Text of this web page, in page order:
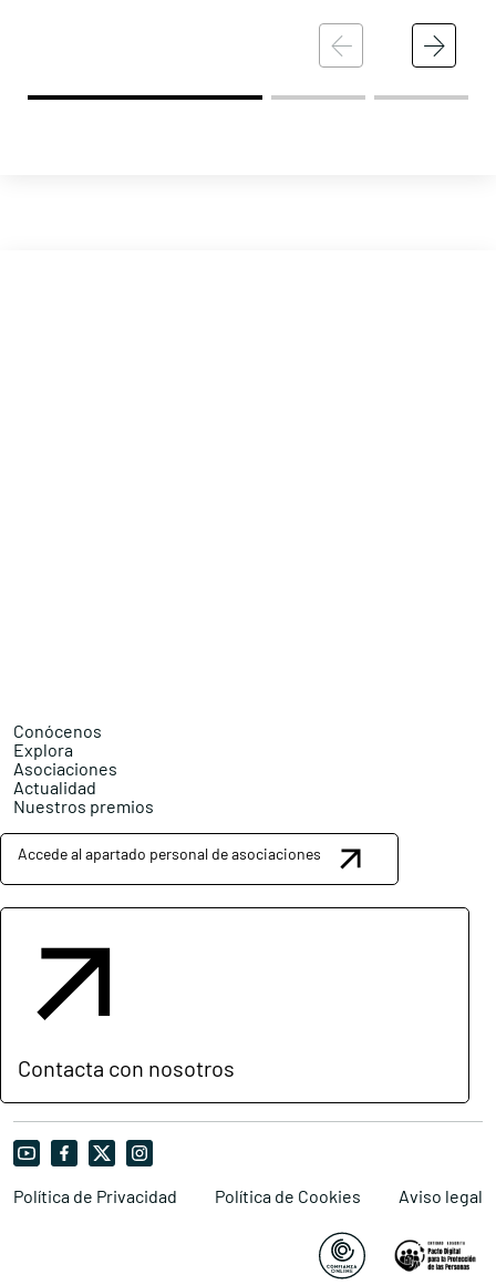
Conócenos
Explora
Asociaciones
Actualidad
Nuestros premios
Accede al apartado personal de asociaciones
Contacta con nosotros
Política de Privacidad Política de Cookies Aviso legal